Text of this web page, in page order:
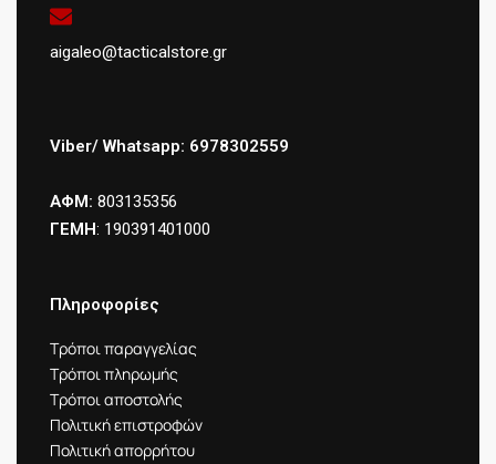
aigaleo@tacticalstore.gr
Viber/ Whatsapp: 6978302559
ΑΦΜ: 803135356
ΓΕΜΗ: 190391401000
Πληροφορίες
Τρόποι παραγγελίας
Τρόποι πληρωμής
Τρόποι αποστολής
Πολιτική επιστροφών
Πολιτική απορρήτου